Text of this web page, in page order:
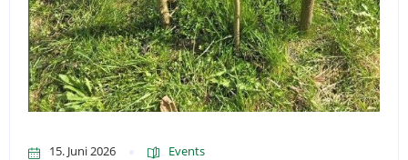
15. Juni 2026 Events